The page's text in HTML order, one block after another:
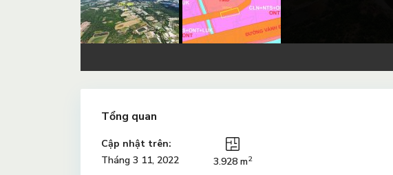
Tổng quan
Cập nhật trên:
Tháng 3 11, 2022
3.928 m2